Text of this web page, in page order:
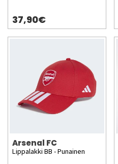
37,90€
Arsenal FC
Lippalakki BB - Punainen